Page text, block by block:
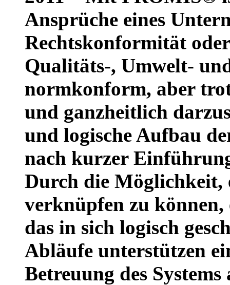
Ansprüche eines
Rechtskonformität
Qualitäts-, Umwelt-
normkonform, aber
und ganzheitlich
und logische Aufbau
nach kurzer
Durch die Möglichkeit,
verknüpfen zu
das in sich logisch
Abläufe unterstützen
Betreuung des